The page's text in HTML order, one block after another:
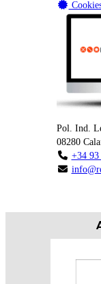
Pol. Ind.
08280
+34 93